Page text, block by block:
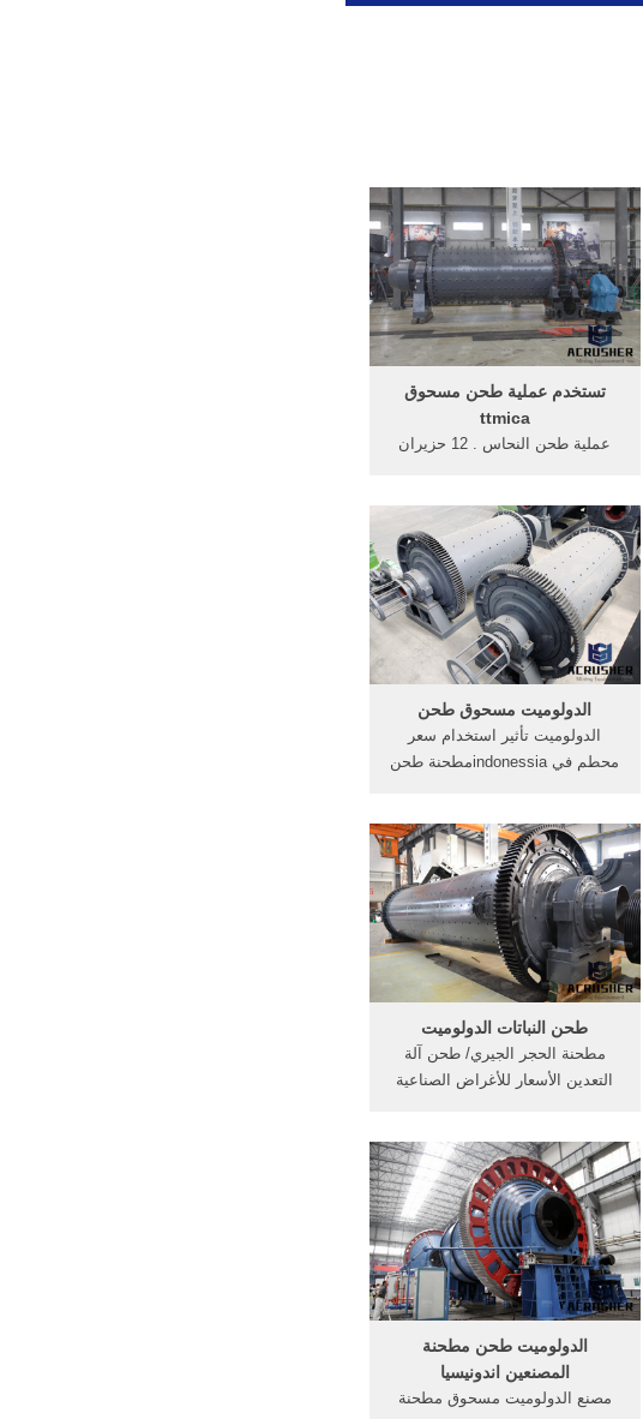
تستخدم عملية طحن مسحوق
ttmica
عملية طحن النحاس . 12 حزيران
السحر العجيب في جلب استخدمت
هذه العملية وتعديلها لتجهيز مسحوق
عدد من المعادن تشمل النحاس
الزنك .
الدولوميت مسحوق طحن
الدولوميت تأثير استخدام سعر
محطم في indonessiaمطحنة طحن
المحمولة.مكينة لطحن الحجرفهرس
المنتجات سلاسل من معدات
محطات الكسارات المتنقلة ...
طحن النباتات الدولوميت
مطحنة الحجر الجيري/ طحن آلة
التعدين الأسعار للأغراض الصناعية
النبات طحن. 1 مجموعة / مجموعات
. أعرف أكثر
الدولوميت طحن مطحنة
المصنعين اندونيسيا
مصنع الدولوميت مسحوق مطحنة